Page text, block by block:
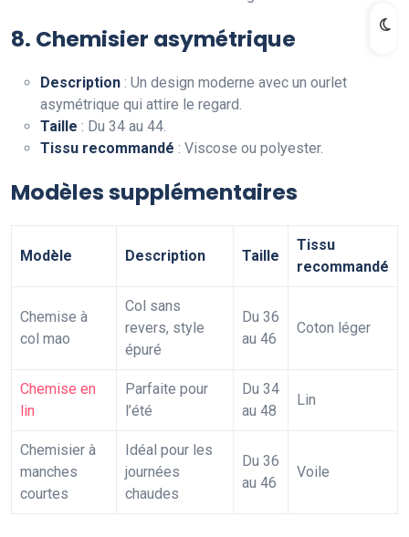
8. Chemisier asymétrique
Description : Un design moderne avec un ourlet
asymétrique qui attire le regard.
Taille : Du 34 au 44.
Tissu recommandé : Viscose ou polyester.
Modèles supplémentaires
Modèle Description Taille
Tissu
recommandé
Chemise à
col mao
Col sans
revers, style
épuré
Du 36
au 46
Coton léger
Chemise en
lin
Parfaite pour
l’été
Du 34
au 48
Lin
Chemisier à
manches
courtes
Idéal pour les
journées
chaudes
Du 36
au 46
Voile